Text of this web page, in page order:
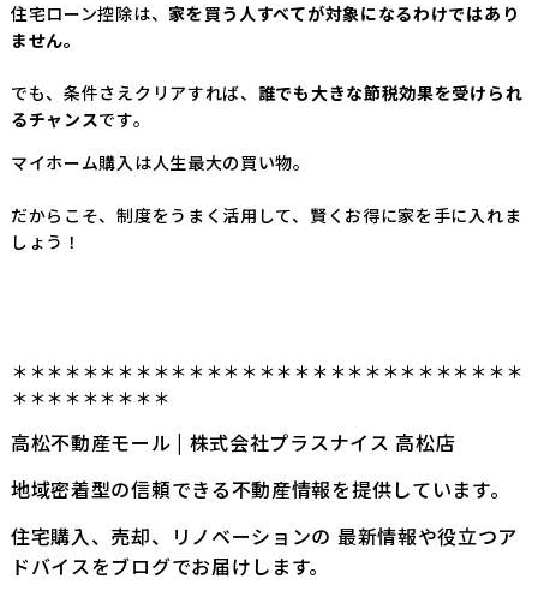
住宅ローン控除は、家を買う人すべてが対象になるわけではあり
ません。
でも、条件さえクリアすれば、 誰でも大きな節税効果を受けられ
るチャンスです。
マイホーム購入は人生最大の買い物。
だからこそ、制度をうまく活用して、賢くお得に家を手に入れま
しょう！
＊＊＊＊＊＊＊＊＊＊＊＊＊＊＊＊＊＊＊＊＊＊＊＊＊＊＊＊＊
＊＊＊＊＊＊＊＊＊
高松不動産モール | 株式会社プラスナイス 高松店
地域密着型の信頼できる不動産情報を提供しています。
住宅購入、売却、リノベーションの 最新情報や役立つア
ドバイスをブログでお届けします。